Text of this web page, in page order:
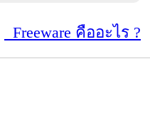
Freeware คืออะไร ?